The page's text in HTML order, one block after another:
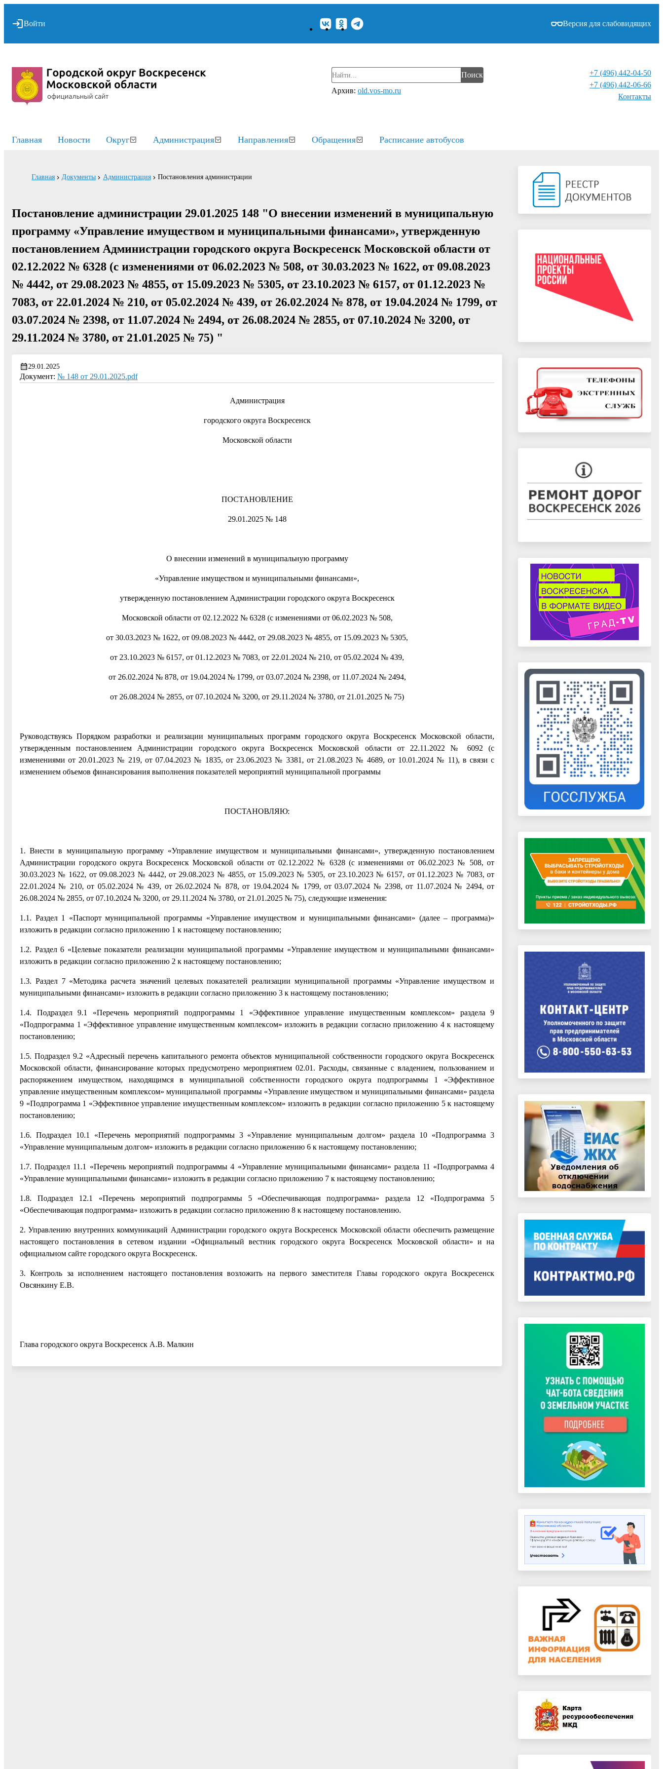
Войти Версия для слабовидящих
Поиск
Архив: old.vos-mo.ru
+7 (496) 442-04-50
+7 (496) 442-06-66
Контакты⁠
Главная Новости Округ Администрация Направления Обращения Расписание автобусов
Главная Документы Администрация Постановления администрации
Постановление администрации 29.01.2025 148 "О внесении изменений в муниципальную
программу «Управление имуществом и муниципальными финансами», утвержденную
постановлением Администрации городского округа Воскресенск Московской области от
02.12.2022 № 6328 (с изменениями от 06.02.2023 № 508, от 30.03.2023 № 1622, от 09.08.2023
№ 4442, от 29.08.2023 № 4855, от 15.09.2023 № 5305, от 23.10.2023 № 6157, от 01.12.2023 №
7083, от 22.01.2024 № 210, от 05.02.2024 № 439, от 26.02.2024 № 878, от 19.04.2024 № 1799, от
03.07.2024 № 2398, от 11.07.2024 № 2494, от 26.08.2024 № 2855, от 07.10.2024 № 3200, от
29.11.2024 № 3780, от 21.01.2025 № 75) "
29.01.2025
Документ: № 148 от 29.01.2025.pdf
Администрация
городского округа Воскресенск
Московской области
ПОСТАНОВЛЕНИЕ
29.01.2025 № 148
О внесении изменений в муниципальную программу
«Управление имуществом и муниципальными финансами»,
утвержденную постановлением Администрации городского округа Воскресенск
Московской области от 02.12.2022 № 6328 (с изменениями от 06.02.2023 № 508,
от 30.03.2023 № 1622, от 09.08.2023 № 4442, от 29.08.2023 № 4855, от 15.09.2023 № 5305,
от 23.10.2023 № 6157, от 01.12.2023 № 7083, от 22.01.2024 № 210, от 05.02.2024 № 439,
от 26.02.2024 № 878, от 19.04.2024 № 1799, от 03.07.2024 № 2398, от 11.07.2024 № 2494,
от 26.08.2024 № 2855, от 07.10.2024 № 3200, от 29.11.2024 № 3780, от 21.01.2025 № 75)
Руководствуясь Порядком разработки и реализации муниципальных программ городского округа Воскресенск Московской области,
утвержденным постановлением Администрации городского округа Воскресенск Московской области от 22.11.2022 № 6092 (с
изменениями от 20.01.2023 № 219, от 07.04.2023 № 1835, от 23.06.2023 № 3381, от 21.08.2023 № 4689, от 10.01.2024 № 11), в связи с
изменением объемов финансирования выполнения показателей мероприятий муниципальной программы
ПОСТАНОВЛЯЮ:
1. Внести в муниципальную программу «Управление имуществом и муниципальными финансами», утвержденную постановлением
Администрации городского округа Воскресенск Московской области от 02.12.2022 № 6328 (с изменениями от 06.02.2023 № 508, от
30.03.2023 № 1622, от 09.08.2023 № 4442, от 29.08.2023 № 4855, от 15.09.2023 № 5305, от 23.10.2023 № 6157, от 01.12.2023 № 7083, от
22.01.2024 № 210, от 05.02.2024 № 439, от 26.02.2024 № 878, от 19.04.2024 № 1799, от 03.07.2024 № 2398, от 11.07.2024 № 2494, от
26.08.2024 № 2855, от 07.10.2024 № 3200, от 29.11.2024 № 3780, от 21.01.2025 № 75), следующие изменения:
1.1. Раздел 1 «Паспорт муниципальной программы «Управление имуществом и муниципальными финансами» (далее – программа)»
изложить в редакции согласно приложению 1 к настоящему постановлению;
1.2. Раздел 6 «Целевые показатели реализации муниципальной программы «Управление имуществом и муниципальными финансами»
изложить в редакции согласно приложению 2 к настоящему постановлению;
1.3. Раздел 7 «Методика расчета значений целевых показателей реализации муниципальной программы «Управление имуществом и
муниципальными финансами» изложить в редакции согласно приложению 3 к настоящему постановлению;
1.4. Подраздел 9.1 «Перечень мероприятий подпрограммы 1 «Эффективное управление имущественным комплексом» раздела 9
«Подпрограмма 1 «Эффективное управление имущественным комплексом» изложить в редакции согласно приложению 4 к настоящему
постановлению;
1.5. Подраздел 9.2 «Адресный перечень капитального ремонта объектов муниципальной собственности городского округа Воскресенск
Московской области, финансирование которых предусмотрено мероприятием 02.01. Расходы, связанные с владением, пользованием и
распоряжением имуществом, находящимся в муниципальной собственности городского округа подпрограммы 1 «Эффективное
управление имущественным комплексом» муниципальной программы «Управление имуществом и муниципальными финансами» раздела
9 «Подпрограмма 1 «Эффективное управление имущественным комплексом» изложить в редакции согласно приложению 5 к настоящему
постановлению;
1.6. Подраздел 10.1 «Перечень мероприятий подпрограммы 3 «Управление муниципальным долгом» раздела 10 «Подпрограмма 3
«Управление муниципальным долгом» изложить в редакции согласно приложению 6 к настоящему постановлению;
1.7. Подраздел 11.1 «Перечень мероприятий подпрограммы 4 «Управление муниципальными финансами» раздела 11 «Подпрограмма 4
«Управление муниципальными финансами» изложить в редакции согласно приложению 7 к настоящему постановлению;
1.8. Подраздел 12.1 «Перечень мероприятий подпрограммы 5 «Обеспечивающая подпрограмма» раздела 12 «Подпрограмма 5
«Обеспечивающая подпрограмма» изложить в редакции согласно приложению 8 к настоящему постановлению.
2. Управлению внутренних коммуникаций Администрации городского округа Воскресенск Московской области обеспечить размещение
настоящего постановления в сетевом издании «Официальный вестник городского округа Воскресенск Московской области» и на
официальном сайте городского округа Воскресенск.
3. Контроль за исполнением настоящего постановления возложить на первого заместителя Главы городского округа Воскресенск
Овсянкину Е.В.
Глава городского округа Воскресенск А.В. Малкин